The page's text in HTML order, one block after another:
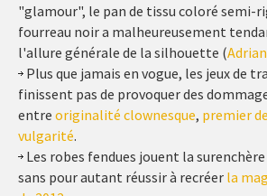
"glamour", le pan de tissu coloré semi-
fourreau noir a malheureusement
l'allure générale de la silhouette (
Plus que jamais en vogue, les jeux de
finissent pas de provoquer des
entre originalité clownesque, premier
vulgarité.
Les robes fendues jouent la
sans pour autant réussir à recréer la